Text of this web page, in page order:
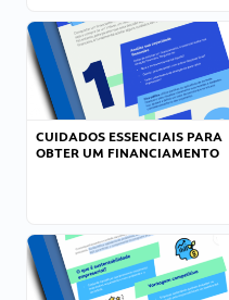
CUIDADOS ESSENCIAIS PARA
OBTER UM FINANCIAMENTO